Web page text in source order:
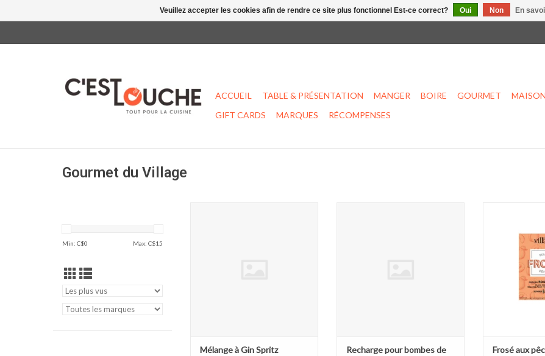
ACCUEIL TABLE & PRÉSENTATION MANGER BOIRE GOURMET MAISON
GIFT CARDS
MARQUES RÉCOMPENSES
Gourmet du Village
Min: C$0 Max: C$15
Mélange à Gin Spritz
Recharge pour bombes de
Frosé aux
Veuillez accepter les cookies afin de rendre ce site plus fonctionnel Est-ce correct? Oui Non En